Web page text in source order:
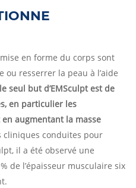
en forme du corps sont
resserrer la peau à l’aide
le seul but d’EMSculpt est de
en particulier les
augmentant la masse
cliniques conduites pour
il a été observé une
de l’épaisseur musculaire six